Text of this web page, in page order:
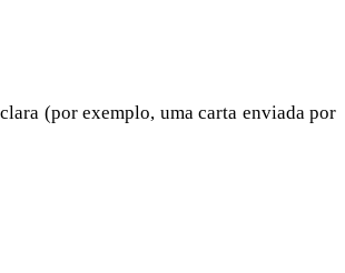
(por exemplo, uma carta enviada por